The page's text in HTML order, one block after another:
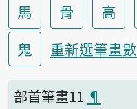
馬 骨 高
鬼
重新選筆畫數
部首筆畫11 ¶